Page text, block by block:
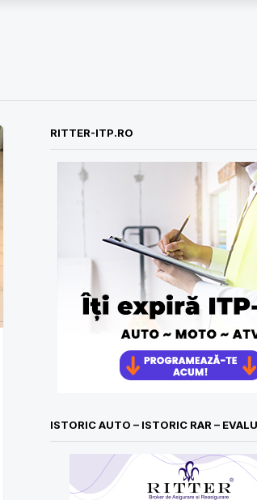
RITTER-ITP.RO
ISTORIC AUTO – ISTORIC RAR –